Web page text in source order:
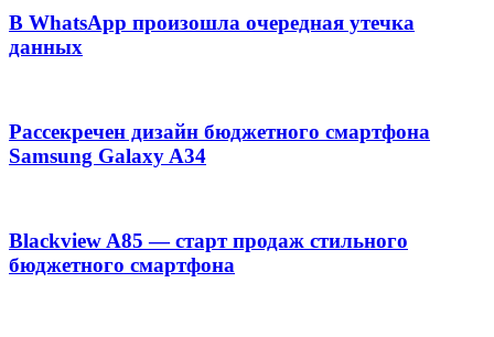
В WhatsApp произошла очередная утечка
данных
Рассекречен дизайн бюджетного смартфона
Samsung Galaxy A34
Blackview A85 — старт продаж стильного
бюджетного смартфона